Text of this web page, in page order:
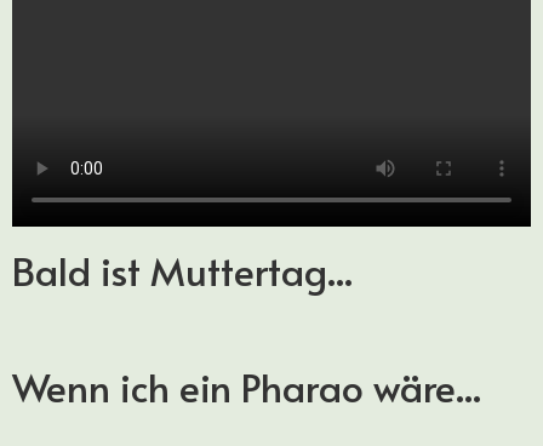
Bald ist Muttertag...
Wenn ich ein Pharao wäre...